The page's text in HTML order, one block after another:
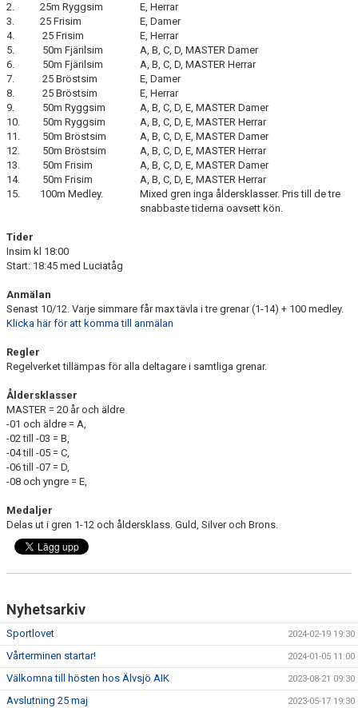
2.
25m Ryggsim
E, Herrar
3.
25 Frisim
E, Damer
4.
25 Frisim
E, Herrar
5.
50m Fjärilsim
A, B, C, D, MASTER Damer
6.
50m Fjärilsim
A, B, C, D, MASTER Herrar
7.
25 Bröstsim
E, Damer
8.
25 Bröstsim
E, Herrar
9.
50m Ryggsim
A, B, C, D, E, MASTER Damer
10.
50m Ryggsim
A, B, C, D, E, MASTER Herrar
11.
50m Bröstsim
A, B, C, D, E, MASTER Damer
12.
50m Bröstsim
A, B, C, D, E, MASTER Herrar
13.
50m Frisim
A, B, C, D, E, MASTER Damer
14.
50m Frisim
A, B, C, D, E, MASTER Herrar
15.
100m Medley.
Mixed gren inga åldersklasser. Pris till de tre
snabbaste tiderna oavsett kön.
Tider
Insim kl 18:00
Start: 18:45 med Luciatåg
Anmälan
Senast 10/12. Varje simmare får max tävla i tre grenar (1-14) + 100 medley.
Klicka här för att komma till anmälan
Regler
Regelverket tillämpas för alla deltagare i samtliga grenar.
Åldersklasser
MASTER = 20 år och äldre
-01 och äldre = A,
-02 till -03 = B,
-04 till -05 = C,
-06 till -07 = D,
-08 och yngre = E,
Medaljer
Delas ut i gren 1-12 och åldersklass. Guld, Silver och Brons.
Nyhetsarkiv
Sportlovet 2024-02-19 19:30
Vårterminen startar! 2024-01-05 11:00
Välkomna till hösten hos Älvsjö AIK 2023-08-21 09:30
Avslutning 25 maj 2023-05-17 19:30